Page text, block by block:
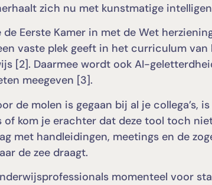
zich nu met kunstmatige
Eerste Kamer in met de Wet
vaste plek geeft in het curriculum
[2]. Daarmee wordt ook AI-
meegeven [3].
de molen is gegaan bij al je collega’s,
kom je erachter dat deze tool toch
met handleidingen, meetings en de
de zee draagt.
momenteel voor